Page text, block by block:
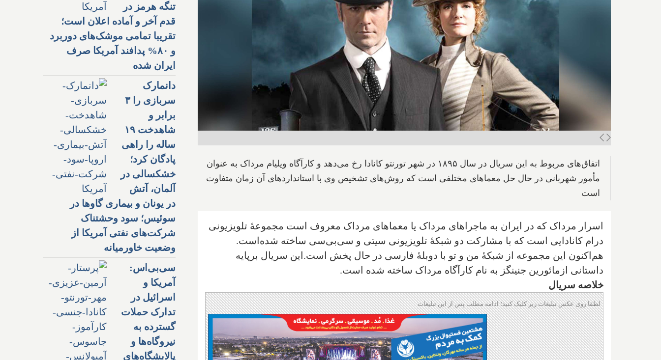
اتفاق‌های مربوط به این سریال در سال ۱۸۹۵ در شهر تورنتو کانادا رخ می‌دهد و کارآگاه ویلیام مرداک به عنوان
مأمور شهربانی در حال حل معماهای مختلفی است که روش‌های تشخیص وی با استانداردهای آن زمان متفاوت
است
اسرار مرداک که در ایران به ماجراهای مرداک یا معماهای مرداک معروف است مجموعهٔ تلویزیونی
درام کانادایی است که با مشارکت دو شبکهٔ تلویزیونی سیتی و سی‌بی‌سی ساخته شده‌است.
هم‌اکنون این مجموعه از شبکهٔ من و تو با دوبلهٔ فارسی در حال پخش است. این سریال برپایه
داستانی ازمائورین جنینگز به نام کارآگاه مرداک ساخته شده است.
خلاصه سریال
لطفا روی عکس تبلیغات زیر کلیک کنید؛ ادامه مطلب پس از این تبلیغات
تنگه هرمز در
قدم آخر و آماده اعلان است؛
تقریبا تمامی موشک‌های دوربرد
و ۸۰% پدافند آمریکا صرف
ایران شده
دانمارک
سربازی را ۳
برابر و
شاهدخت ۱۹
ساله را راهی
پادگان کرد؛
خشکسالی در
آلمان، آتش
در یونان و بیماری گاوها در
سوئیس؛ سود وحشتناک
شرکت‌های نفتی آمریکا از
وضعیت خاورمیانه
سی‌بی‌اس:
آمریکا و
اسرائیل در
تدارک حملات
گسترده به
نیروگاه‌ها و
پالایشگاه‌های